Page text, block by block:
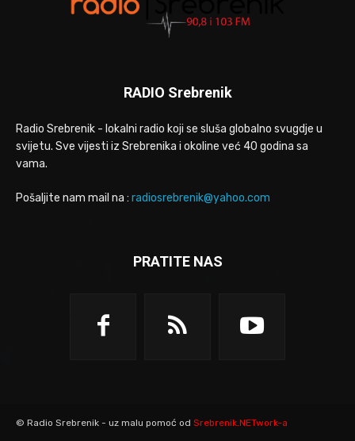
RADIO Srebrenik
Radio Srebrenik - lokalni radio koji se sluša globalno svugdje u
svijetu. Sve vijesti iz Srebrenika i okoline već 40 godina sa
vama.
Pošaljite nam mail na : radiosrebrenik@yahoo.com
PRATITE NAS
© Radio Srebrenik - uz malu pomoć od Srebrenik.NETwork-a